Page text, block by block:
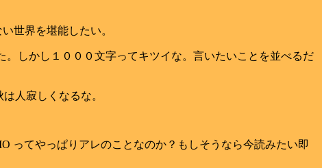
世界を堪能したい。
しかし１０００文字ってキツイな。言いたいことを並べるだ
人寂しくなるな。
ってやっぱりアレのことなのか？もしそうなら今読みたい即